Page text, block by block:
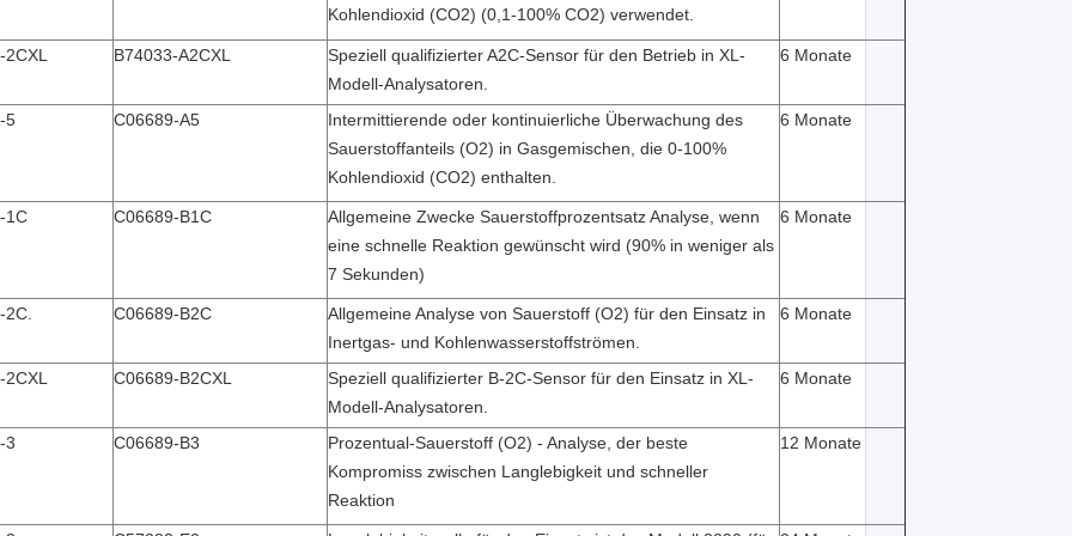
Kohlendioxid (CO2) (0,1-100% CO2) verwendet.
2CXL B74033-A2CXL
Speziell qualifizierter A2C-Sensor für den Betrieb in XL-
Modell-Analysatoren.
6 Monate
5 C06689-A5
Intermittierende oder kontinuierliche Überwachung des
Sauerstoffanteils (O2) in Gasgemischen, die 0-100%
Kohlendioxid (CO2) enthalten.
6 Monate
1C C06689-B1C
Allgemeine Zwecke Sauerstoffprozentsatz Analyse, wenn
eine schnelle Reaktion gewünscht wird (90% in weniger als
7 Sekunden)
6 Monate
2C. C06689-B2C
Allgemeine Analyse von Sauerstoff (O2) für den Einsatz in
Inertgas- und Kohlenwasserstoffströmen.
6 Monate
2CXL C06689-B2CXL
Speziell qualifizierter B-2C-Sensor für den Einsatz in XL-
Modell-Analysatoren.
6 Monate
3 C06689-B3
Prozentual-Sauerstoff (O2) - Analyse, der beste
Kompromiss zwischen Langlebigkeit und schneller
Reaktion
12 Monate